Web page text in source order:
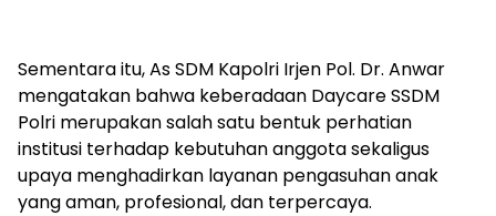
Sementara itu, As SDM Kapolri Irjen Pol. Dr. Anwar
mengatakan bahwa keberadaan Daycare SSDM
Polri merupakan salah satu bentuk perhatian
institusi terhadap kebutuhan anggota sekaligus
upaya menghadirkan layanan pengasuhan anak
yang aman, profesional, dan terpercaya.